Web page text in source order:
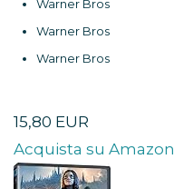
Warner Bros
Warner Bros
Warner Bros
15,80 EUR
Acquista su Amazon